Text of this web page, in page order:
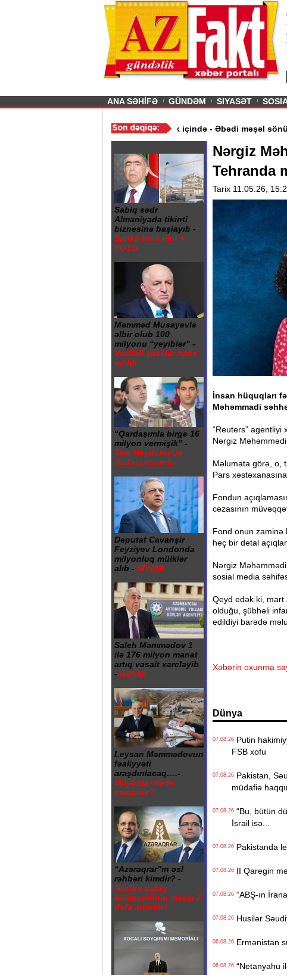
Previous
ANA SƏHİFƏ GÜNDƏM SIYASƏT
Gəncə şəhərində 20 Yanvar abidəsi zibillik içində - Əbədi
Sabiq sədr
Almaniyada tikinti
biznesinə başlayıb -
Şərikli bina tikir +
FOTO
Məmməd Musayevlə
əlbir olub 100
milyonu “yeyiblər” -
Vəzifəli şəxslər həbs
edildi
“Qardaşımla birgə 16
milyon vermişik” -
Tale Heydərovun
ifadəsi oxundu
Deputat Cavanşir
Feyziyev Londonda
milyonluq mülklər
alıb - SİYAHI
Saleh Məmmədov 1
ilə 176 milyon manat
artıq vəsait xərcləyib
- RƏSMİ
Leysan Məmmədovun
fəaliyyəti
araşdırılacaq….-
Milyonlar necə
xərclənir?
“Azəraqrar”ın əsl
rəhbəri kimdir? -
Nazirin sabiq
komandirinin maaşı 7
dəfə artırılıb?
Nərgiz
Tehranda
Tarix 11.05.26,
İnsan hüquqları
Məhəmmadi
“Reuters”
Nərgiz
Məlumata görə, o,
Pars
Fondun
cəzasının
Fond onun zaminə
heç bir detal
Nərgiz
sosial media
Qeyd edək ki, mart
olduğu, şübhəli
edildiyi barədə
Xəbərin oxunma
Dünya
07.08.26Putin
FSB xofu
07.08.26Pakistan,
müdafiə
07.08.26“Bu, bütün
İsrail isə...
07.08.26Pakistanda
07.08.26II Qaregin
07.08.26“ABŞ-ın
07.08.26Husilər
06.08.26Ermənistan
06.08.26“Netanyahu